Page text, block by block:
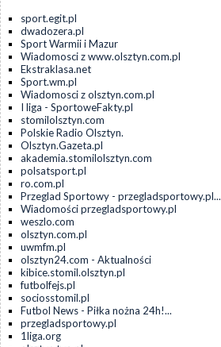
sport.egit.pl
dwadozera.pl
Sport Warmii i Mazur
Wiadomosci z www.olsztyn.com.pl
Ekstraklasa.net
Sport.wm.pl
Wiadomosci z olsztyn.com.pl
I liga - SportoweFakty.pl
stomilolsztyn.com
Polskie Radio Olsztyn.
Olsztyn.Gazeta.pl
akademia.stomilolsztyn.com
polsatsport.pl
ro.com.pl
Przeglad Sportowy - przegladsportowy.pl...
Wiadomości przegladsportowy.pl
weszlo.com
olsztyn.com.pl
uwmfm.pl
olsztyn24.com - Aktualności
kibice.stomil.olsztyn.pl
futbolfejs.pl
sociosstomil.pl
Futbol News - Piłka nożna 24h!...
przegladsportowy.pl
1liga.org